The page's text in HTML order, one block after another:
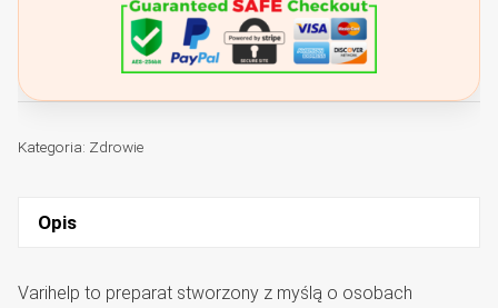
Kategoria: Zdrowie
Opis
Varihelp to preparat stworzony z myślą o osobach